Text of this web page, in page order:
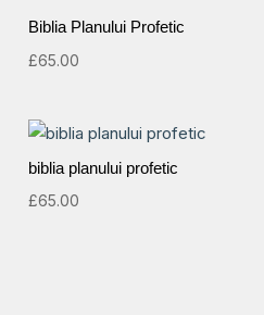
Biblia Planului Profetic
£65.00
biblia planului profetic
£65.00